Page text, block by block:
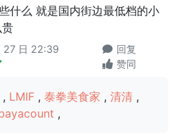
什么 就是国内街边最低档的小
27 日 22:39
回复
赞同
, LMIF , 泰拳美食家 , 清清 ,
,